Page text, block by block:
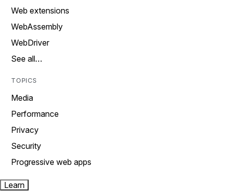
Web extensions
WebAssembly
WebDriver
See all…
TOPICS
Media
Performance
Privacy
Security
Progressive web apps
Learn